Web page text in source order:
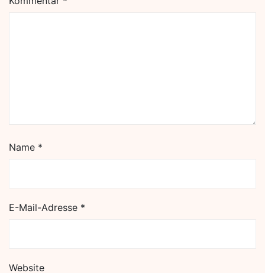
Name *
E-Mail-Adresse *
Website